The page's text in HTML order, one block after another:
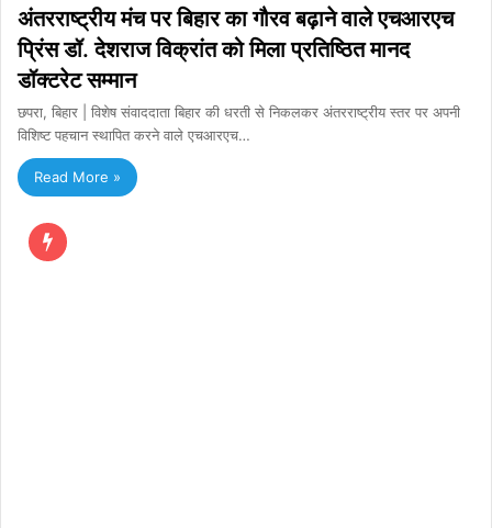
अंतरराष्ट्रीय मंच पर बिहार का गौरव बढ़ाने वाले एचआरएच
प्रिंस डॉ. देशराज विक्रांत को मिला प्रतिष्ठित मानद
डॉक्टरेट सम्मान
छपरा, बिहार | विशेष संवाददाता बिहार की धरती से निकलकर अंतरराष्ट्रीय स्तर पर अपनी
विशिष्ट पहचान स्थापित करने वाले एचआरएच…
Read More »